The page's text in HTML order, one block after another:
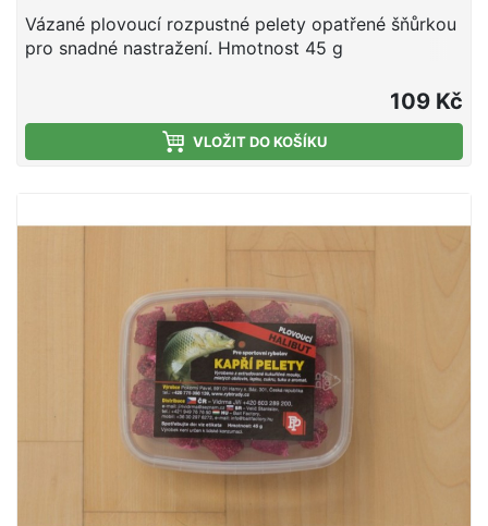
Vázané plovoucí rozpustné pelety opatřené šňůrkou
pro snadné nastražení. Hmotnost 45 g
109 Kč
VLOŽIT DO KOŠÍKU